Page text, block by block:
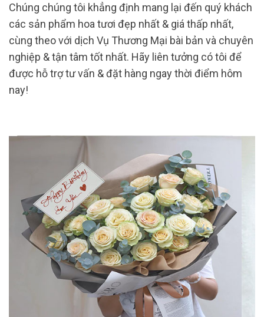
Chúng chúng tôi khẳng định mang lại đến quý khách
các sản phẩm hoa tươi đẹp nhất & giá thấp nhất,
cùng theo với dịch Vụ Thương Mại bài bản và chuyên
nghiệp & tận tâm tốt nhất. Hãy liên tưởng có tôi để
được hỗ trợ tư vấn & đặt hàng ngay thời điểm hôm
nay!